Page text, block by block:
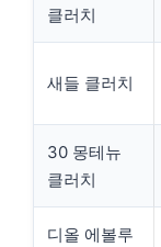
클러치
새들 클러치
30 몽테뉴
클러치
디올 에볼루